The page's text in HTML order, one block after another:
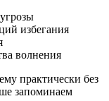
избегания
волнения
практически без
запоминаем